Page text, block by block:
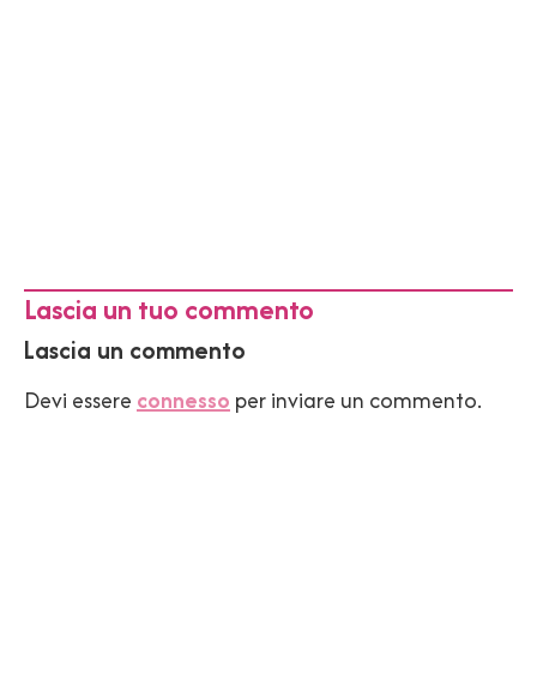
Lascia un tuo commento
Lascia un commento
Devi essere connesso per inviare un commento.